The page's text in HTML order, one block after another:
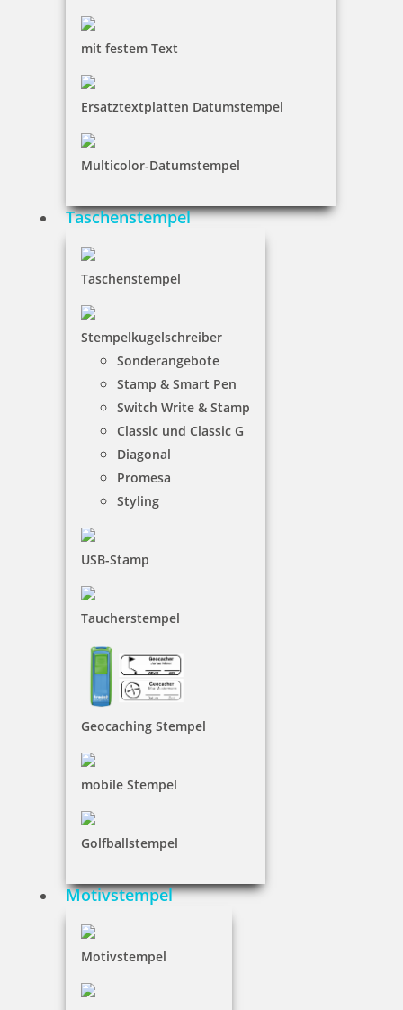
mit festem Text
Ersatztextplatten Datumstempel
Multicolor-Datumstempel
Taschenstempel
Taschenstempel
Stempelkugelschreiber
Sonderangebote
Stamp & Smart Pen
Switch Write & Stamp
Classic und Classic G
Diagonal
Promesa
Styling
USB-Stamp
Taucherstempel
Geocaching Stempel
mobile Stempel
Golfballstempel
Motivstempel
Motivstempel
Trodat Printy 4820 Datumstempel 25 x 4 mm
Trodat Printy 4816 Doppeldatum
Trodat Printy 4810 Datumstempel Englisch 20x3,8 mm, Kissen in
6,50 €